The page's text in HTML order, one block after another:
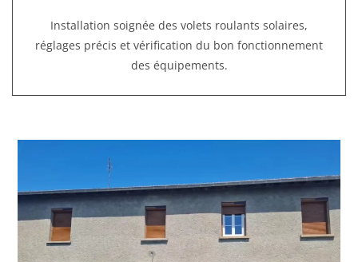
Installation soignée des volets roulants solaires,
réglages précis et vérification du bon fonctionnement
des équipements.